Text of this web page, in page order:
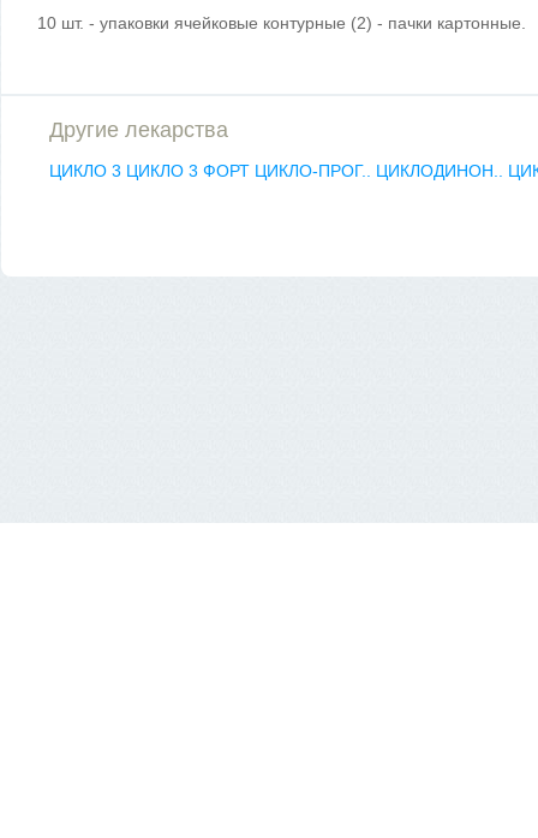
10 шт. - упаковки ячейковые контурные (2) - пачки картонные.
Другие лекарства
ЦИКЛО 3 ЦИКЛО 3 ФОРТ ЦИКЛО-ПРОГ.. ЦИКЛОДИНОН..